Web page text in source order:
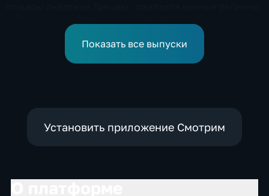
европейской засухи
Показать все выпуски
Установить приложение Смотрим